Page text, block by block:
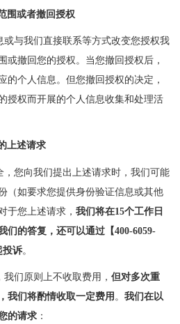
围或者撤回授权
或与我们直接联系等方式改变您授权我
或撤回您的授权。当您撤回授权后，
的个人信息。但您撤回授权的决定，
授权而开展的个人信息收集和处理活
上述请求
，您向我们提出上述请求时，我们可能
（如要求您提供身份验证信息或其他
于您上述请求，我们将在15个工作日
们的答复，还可以通过【400-6059-
投诉。
我们原则上不收取费用，但对多次重
我们将酌情收取一定费用 。我们在以
的请求 ：